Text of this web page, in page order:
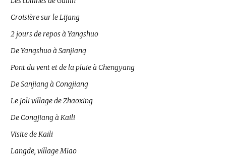
Croisière sur le Lijang
2 jours de repos à Yangshuo
De Yangshuo à Sanjiang
Pont du vent et de la pluie à Chengyang
De Sanjiang à Congjiang
Le joli village de Zhaoxing
De Congjiang à Kaili
Visite de Kaili
Langde, village Miao